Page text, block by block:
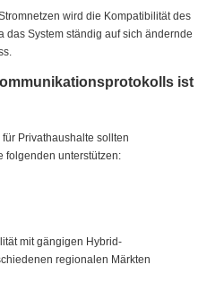
wird die Kompatibilität des
das System ständig auf sich ändernde
ist
Privathaushalte sollten
folgenden unterstützen:
mit gängigen Hybrid-
regionalen Märkten